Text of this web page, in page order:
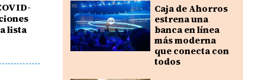
lista
Caja de Ahorros
estrena una
banca en línea
más moderna
que conecta con
todos